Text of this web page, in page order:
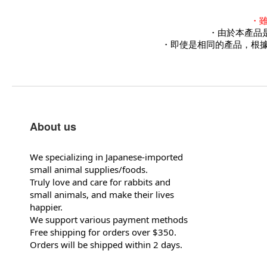
・
・由於本產
・ 即使是相同的產品，根
About us
We specializing in Japanese-imported
small animal supplies/foods.
Truly love and care for rabbits and
small animals, and make their lives
happier.
We support various payment methods
Free shipping for orders over $350.
Orders will be shipped within 2 days.